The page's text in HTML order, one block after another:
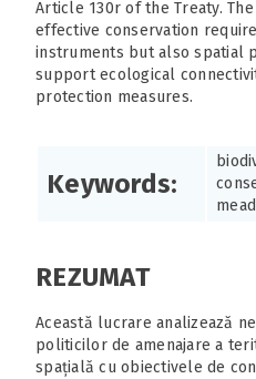
Article 130r of the Treaty.
effective conservation
instruments but also spatial
support ecological
protection measures.
Keywords:
REZUMAT
Această lucrare analizează
politicilor de amenajare a
spațială cu obiectivele de